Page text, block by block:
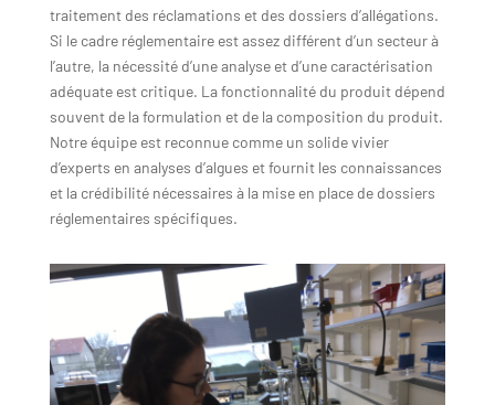
traitement des réclamations et des dossiers d’allégations.
Si le cadre réglementaire est assez différent d’un secteur à
l’autre, la nécessité d’une analyse et d’une caractérisation
adéquate est critique. La fonctionnalité du produit dépend
souvent de la formulation et de la composition du produit.
Notre équipe est reconnue comme un solide vivier
d’experts en analyses d’algues et fournit les connaissances
et la crédibilité nécessaires à la mise en place de dossiers
réglementaires spécifiques.